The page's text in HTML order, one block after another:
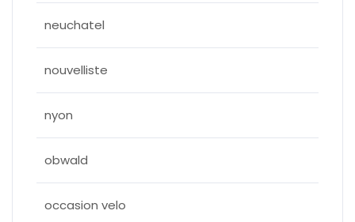
neuchatel
nouvelliste
nyon
obwald
occasion velo